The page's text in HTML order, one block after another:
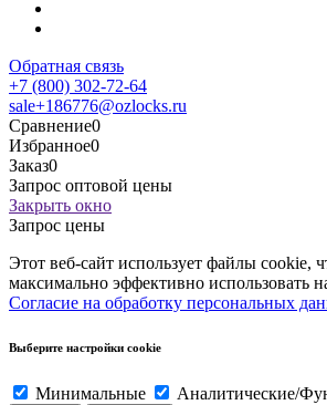
Обратная связь
+7 (800) 302-72-64
sale+186776@ozlocks.ru
Сравнение0
Избранное0
Заказ0
Запрос оптовой цены
Закрыть окно
Запрос цены
Этот веб-сайт использует файлы cookie,
максимально эффективно использовать
Согласие на обработку персональных
Выберите настройки cookie
Минимальные Аналитические/